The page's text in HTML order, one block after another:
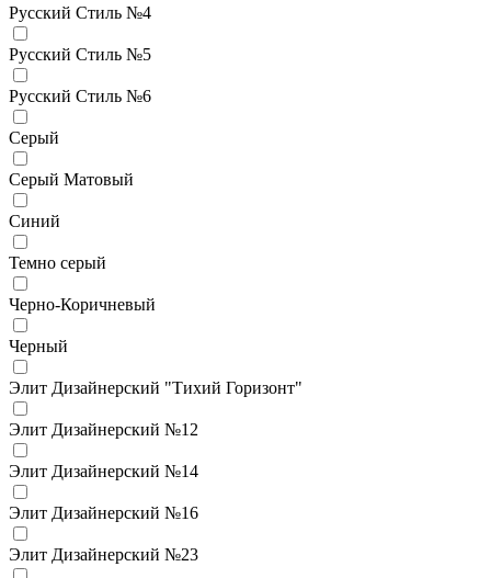
Русский Стиль №4
Русский Стиль №5
Русский Стиль №6
Серый
Серый Матовый
Синий
Темно серый
Черно-Коричневый
Черный
Элит Дизайнерский "Тихий Горизонт"
Элит Дизайнерский №12
Элит Дизайнерский №14
Элит Дизайнерский №16
Элит Дизайнерский №23